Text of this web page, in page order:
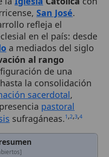
refleja el
en el país: desde
mediados del siglo
al rango
de una
la consolidación
sacerdotal,
pastoral
sufragáneas.1,2,3 ,4